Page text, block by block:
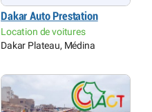
Dakar Auto Prestation
Location de voitures
Dakar Plateau, Médina